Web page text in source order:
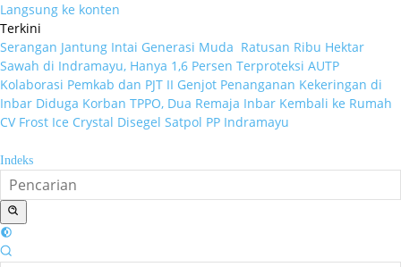
Langsung ke konten
Terkini
Serangan Jantung Intai Generasi Muda Ratusan Ribu Hektar
Sawah di Indramayu, Hanya 1,6 Persen Terproteksi AUTP
Kolaborasi Pemkab dan PJT II Genjot Penanganan Kekeringan di
Inbar Diduga Korban TPPO, Dua Remaja Inbar Kembali ke Rumah
CV Frost Ice Crystal Disegel Satpol PP Indramayu
Indeks